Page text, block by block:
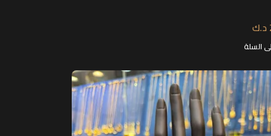
د.ك
السلة